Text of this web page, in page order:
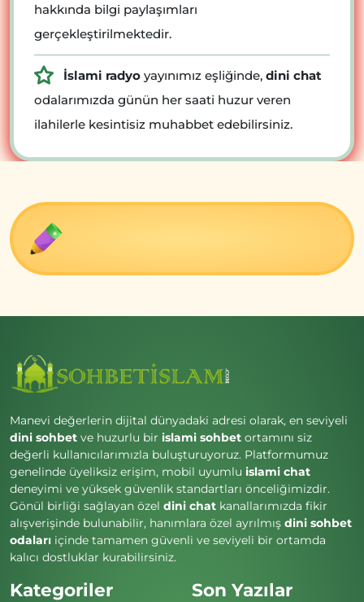
hakkında bilgi paylaşımları
gerçekleştirilmektedir.
İslami radyo yayınımız eşliğinde, dini chat
odalarımızda günün her saati huzur veren
ilahilerle kesintisiz muhabbet edebilirsiniz.
Manevi değerlerin dijital dünyadaki adresi olarak, en seviyeli
dini sohbet ve huzurlu bir islami sohbet ortamını siz
değerli kullanıcılarımızla buluşturuyoruz. Platformumuz
genelinde üyeliksiz erişim, mobil uyumlu islami chat
deneyimi ve yüksek güvenlik standartları önceliğimizdir.
Gönül birliği sağlayan özel dini chat kanallarımızda fikir
alışverişinde bulunabilir, hanımlara özel ayrılmış dini sohbet
odaları içinde tamamen güvenli ve seviyeli bir ortamda
kalıcı dostluklar kurabilirsiniz.
Kategoriler Son Yazılar